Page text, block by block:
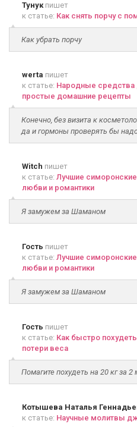
Тунукпишет
к статье: Как снять порчу с
Как убрать порчу
werta пишет
к статье: Народные средства
простые домашние рецепты
Конечно, без визита к
да и гормоны проверять бы
Witch пишет
к статье: Лучшие
любви и романтики
Я замужем за Шаманом
Гость пишет
к статье: Лучшие
любви и романтики
Я замужем за Шаманом
Гость пишет
к статье: Как быстро
потери веса
Помагите похудеть на 20 кг за
Котышева Наталья
к статье: Научные молитвы